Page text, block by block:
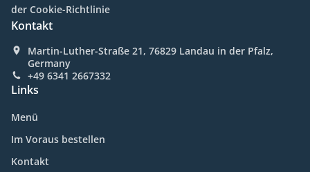
der Cookie-Richtlinie
Kontakt
Martin-Luther-Straße 21, 76829 Landau in der Pfalz,
Germany
+49 6341 2667332
Links
Menü
Im Voraus bestellen
Kontakt